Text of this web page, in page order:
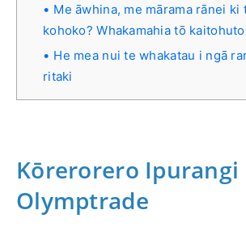
Me āwhina, me mārama rānei ki
kohoko? Whakamahia tō
He mea nui te whakatau i ngā
ritaki
Kōrerorero Ipurangi
Olymptrade